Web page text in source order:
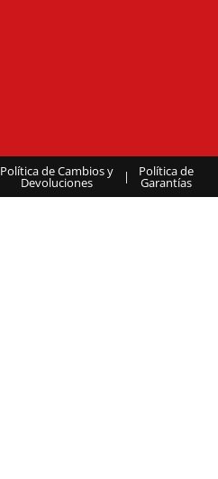
Política de Cambios y
Devoluciones | Política de
Garantías